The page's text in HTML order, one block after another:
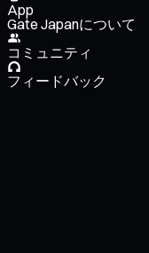
App
Gate Japanについて
コミュニティ
フィードバック